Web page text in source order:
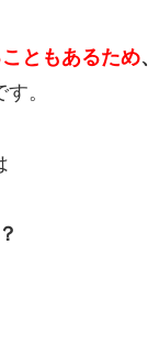
ともあるため、
。